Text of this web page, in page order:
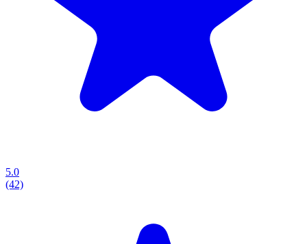
5.0
(42)